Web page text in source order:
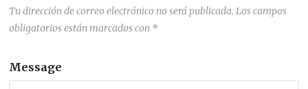
Tu dirección de correo electrónico no será publicada. Los campos
obligatorios están marcados con *
Message